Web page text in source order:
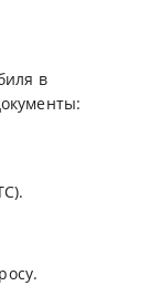
в